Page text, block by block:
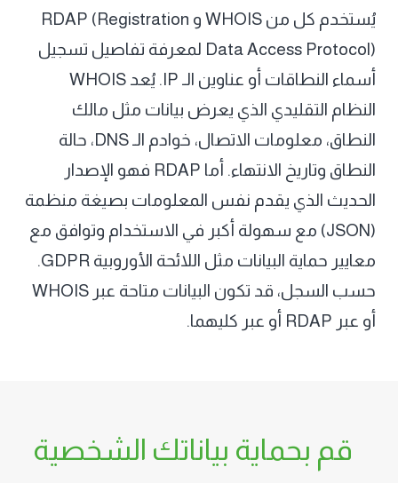
يُستخدم كل من WHOIS و RDAP (Registration
Data Access Protocol) لمعرفة تفاصيل تسجيل
أسماء النطاقات أو عناوين الـ IP. يُعد WHOIS
النظام التقليدي الذي يعرض بيانات مثل مالك
النطاق، معلومات الاتصال، خوادم الـ DNS، حالة
النطاق وتاريخ الانتهاء. أما RDAP فهو الإصدار
الحديث الذي يقدم نفس المعلومات بصيغة منظمة
(JSON) مع سهولة أكبر في الاستخدام وتوافق مع
معايير حماية البيانات مثل اللائحة الأوروبية GDPR.
حسب السجل، قد تكون البيانات متاحة عبر WHOIS
أو عبر RDAP أو عبر كليهما.
قم بحمایة بیاناتك الشخصیة